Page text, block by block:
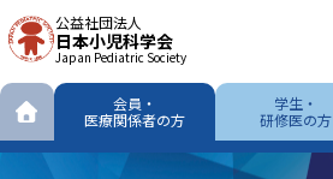
公益社団法人
日本小児科学会
Japan Pediatric Society
会員・
医療関係者の方
学生・
研修医の方